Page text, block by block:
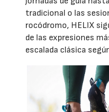
tradicional o las
rocódromo, HELIX
de las expresiones
escalada clásica